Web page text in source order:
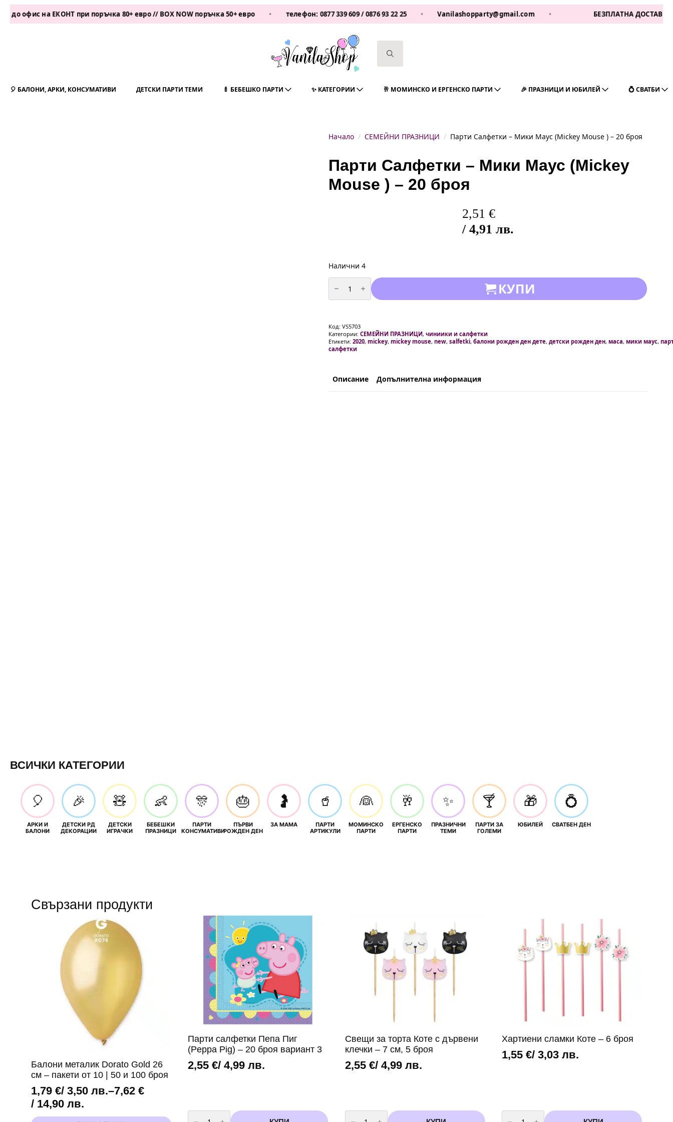
на ЕКОНТ при поръчка 80+ евро // BOX NOW поръчка 50+ евро • телефон:0877 339 609/0876 93 22 25 • Vanilashopparty@gmail.com • БЕЗПЛАТНА ДОСТАВКА ЗА 1
🎈 БАЛОНИ, АРКИ, КОНСУМАТИВИ ДЕТСКИ ПАРТИ ТЕМИ 🍼 БЕБЕШКО ПАРТИ ✨ КАТЕГОРИИ 🥂 МОМИНСКО И ЕРГЕНСКО ПАРТИ 🎉 ПРАЗНИЦИ И ЮБИЛЕЙ 💍 СВАТБИ
Начало СЕМЕЙНИ ПРАЗНИЦИ Парти Салфетки – Мики Маус (Mickey Mouse ) – 20 броя
Парти Салфетки – Мики Маус (Mickey
Mouse ) – 20 броя
2,51 €
/ 4,91 лв.
Налични 4
количество
за
Парти
Салфетки
Маус
(Mickey
Mouse
)
-
КУПИ
Код: VS5703
Категории: СЕМЕЙНИ ПРАЗНИЦИ, чиниики и салфетки
Етикети: 2020, mickey, mickey mouse, new, salfetki, балони рожден ден дете, детски рожден ден, маса, мики маус,
салфетки
Описание Допълнителна информация
ВСИЧКИ КАТЕГОРИИ
🎈
АРКИ И
БАЛОНИ
🎉
ДЕТСКИ РД
ДЕКОРАЦИИ
🧸
ДЕТСКИ
ИГРАЧКИ
👶
БЕБЕШКИ
ПРАЗНИЦИ
🎊
ПАРТИ
КОНСУМАТИВИ
🎂
ПЪРВИ
РОЖДЕН ДЕН
🤰
ЗА МАМА
🥤
ПАРТИ
АРТИКУЛИ
👰
МОМИНСКО
ПАРТИ
🥂
ЕРГЕНСКО
ПАРТИ
✨
ПРАЗНИЧНИ
ТЕМИ
🍸
ПАРТИ ЗА
ГОЛЕМИ
🎁
ЮБИЛЕЙ
💍
СВАТБЕН ДЕН
Свързани продукти
Балони металик Dorato Gold 26
см – пакети от 10 | 50 и 100 броя
1,79 €/ 3,50 лв.–7,62 €
/ 14,90 лв.
Price
range:
Парти салфетки Пепа Пиг
(Peppa Pig) – 20 броя вариант 3
2,55€/ 4,99 лв.
количество
Свещи за торта Коте с дървени
клечки – 7 см, 5 броя
2,55 €/ 4,99 лв.
количество
Хартиени сламки Коте – 6 броя
1,55€/ 3,03 лв.
количество